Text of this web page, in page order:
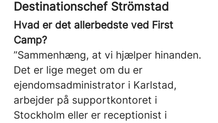
Destinationschef Strömstad
Hvad er det allerbedste ved First
Camp?
”Sammenhæng, at vi hjælper hinanden.
Det er lige meget om du er
ejendomsadministrator i Karlstad,
arbejder på supportkontoret i
Stockholm eller er receptionist i